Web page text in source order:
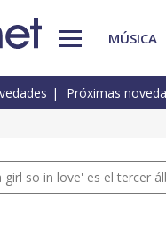
MÚSICA
Próximas
so in love' es el tercer